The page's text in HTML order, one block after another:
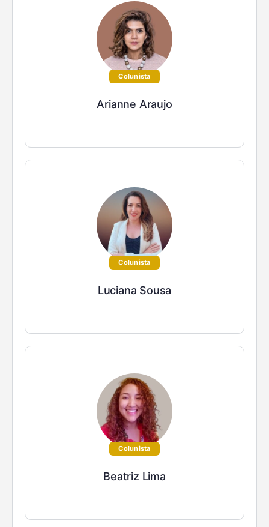
Colunista
Arianne Araujo
Colunista
Luciana Sousa
Colunista
Beatriz Lima